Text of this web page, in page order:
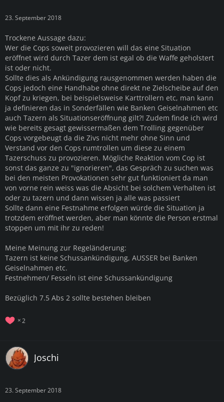
23. September 2018
Trockene Aussage dazu:
Wer die Cops soweit provozieren will das eine Situation
eröffnet wird durch Tazer dem ist egal ob die Waffe geholstert
ist oder nicht.
Sollte dies als Ankündigung rausgenommen werden haben die
Cops jedoch eine Handhabe ohne direkt ne Zielscheibe auf den
Kopf zu kriegen, bei beispielsweise Karttrollern etc, man kann
ja definieren das in Sonderfällen wie Banken Geiselnahmen etc
auch Tazern als Situationseröffnung gilt?! Zudem finde ich wird
wie bereits gesagt gewissermaßen dem Trolling gegenüber
Cops vorgebeugt da die Zivs nicht mehr ohne Sinn und
Verstand vor den Cops rumtrollen um diese zu einem
Tazerschuss zu provozieren. Mögliche Reaktion vom Cop ist
sonst das ganze zu "ignorieren", das Gespräch zu suchen was
bei den meisten Provokationen sehr gut funktioniert da man
von vorne rein weiss was die Absicht bei solchem Verhalten ist
oder zu tazern und dann wissen ja alle was passiert
Sollte dann eine Festnahme erfolgen würde die Situation ja
trotzdem eröffnet werden, aber man könnte die Person erstmal
stoppen um mit ihr zu reden!
Meine Meinung zur Regeländerung:
Tazern ist keine Schussankündigung, AUSSER bei Banken
Geiselnahmen etc.
Festnehmen/ Fesseln ist eine Schussankündigung
Bezüglich 7.5 Abs 2 sollte bestehen bleiben
2
Joschi
23. September 2018